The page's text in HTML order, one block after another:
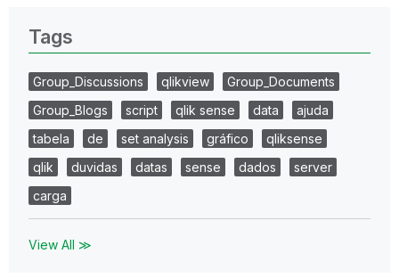
Tags
Group_Discussions qlikview
Group_Documents
Group_Blogs
script qlik sense data
ajuda
tabela
de set analysis gráfico
qliksense
qlik
duvidas datas sense dados
server
carga
View All ≫